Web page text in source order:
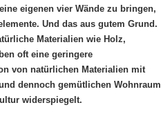
eigenen vier Wände zu bringen,
Und das aus gutem Grund.
Materialien wie Holz,
oft eine geringere
von natürlichen Materialien mit
dennoch gemütlichen Wohnraum
widerspiegelt.